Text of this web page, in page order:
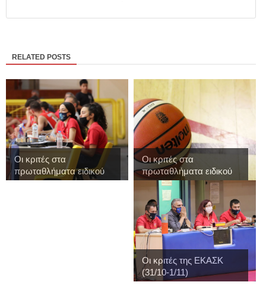
RELATED POSTS
Οι κριτές στα
πρωταθλήματα ειδικού
...
Οι κριτές στα
πρωταθλήματα ειδικού
...
Οι κριτές της ΕΚΑΣΚ
(31/10-1/11)